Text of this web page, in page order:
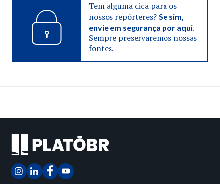
Tem alguma dica para os
nossos repórteres? Se sim,
envie em segurança por aqui.
Sempre preservaremos nossas
fontes.